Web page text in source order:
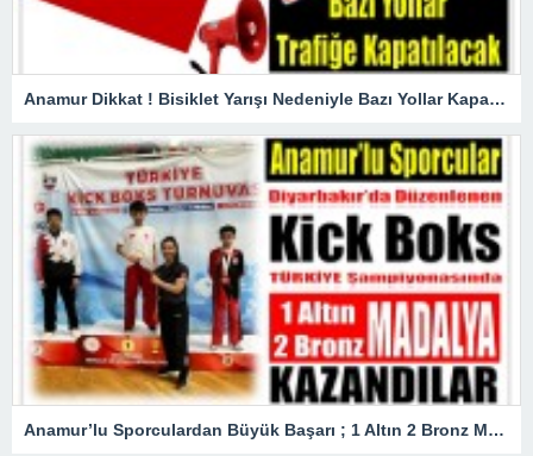
Anamur Dikkat ! Bisiklet Yarışı Nedeniyle Bazı Yollar Kapanacak
Anamur’lu Sporculardan Büyük Başarı ; 1 Altın 2 Bronz Madalya Kazandılar